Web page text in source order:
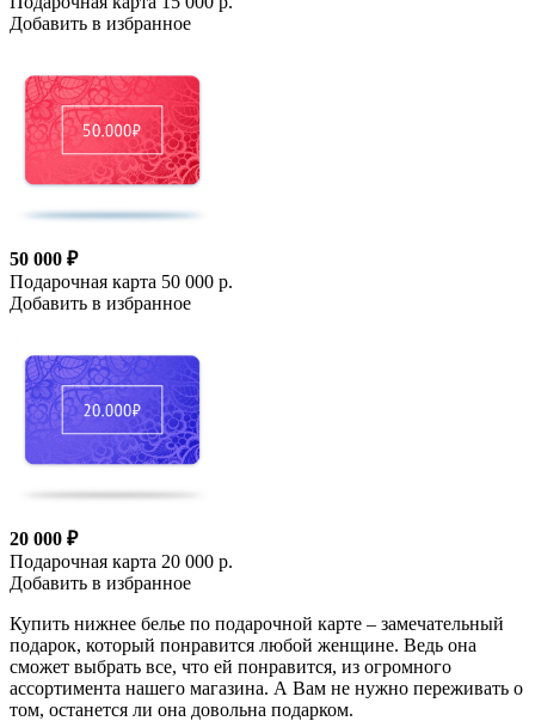
Добавить в избранное
50 000 ₽
Подарочная карта 50 000 р.
Добавить в избранное
20 000 ₽
Подарочная карта 20 000 р.
Добавить в избранное
Купить нижнее белье по подарочной карте – замечательный
подарок, который понравится любой женщине. Ведь она
сможет выбрать все, что ей понравится, из огромного
ассортимента нашего магазина. А Вам не нужно переживать о
том, останется ли она довольна подарком.